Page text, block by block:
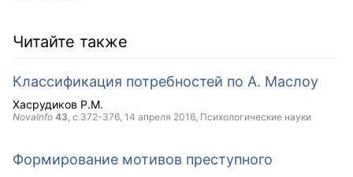
Читайте также
Классификация потребностей по А. Маслоу
Хасрудиков Р.М.
NovaInfo 43, с.372-376, 14 апреля 2016, Психологические науки
Формирование мотивов преступного